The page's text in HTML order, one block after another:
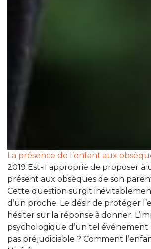
La présence de l’enfant aux
2019 Est-il approprié de proposer à
présent aux obsèques de son
Cette question surgit
d’un proche. Le désir de protéger
hésiter sur la réponse à donner.
psychologique d’un tel événement
pas préjudiciable ? Comment